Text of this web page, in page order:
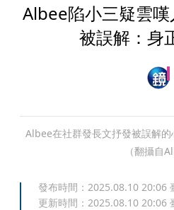
Albee陷小三疑雲
被誤解：身
Albee在社群發長文抒發被誤解
（翻攝自
發布時間： 2025.08.10 20:06
更新時間： 2025.08.10 20:06